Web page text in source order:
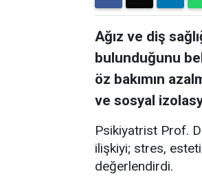
Ağız ve diş
bulunduğunu
öz bakımın
ve sosyal
Psikiyatrist Prof.
ilişkiyi; stres,
değerlendirdi.